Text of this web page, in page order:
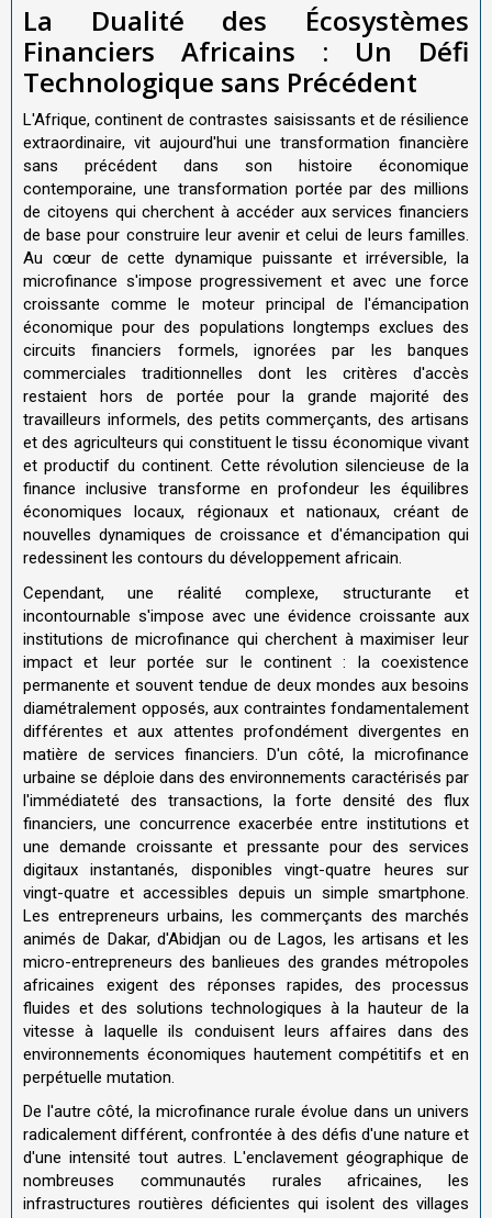
La Dualité des Écosystèmes
Financiers Africains : Un Défi
Technologique sans Précédent
L'Afrique, continent de contrastes saisissants et de résilience
extraordinaire, vit aujourd'hui une transformation financière
sans précédent dans son histoire économique
contemporaine, une transformation portée par des millions
de citoyens qui cherchent à accéder aux services financiers
de base pour construire leur avenir et celui de leurs familles.
Au cœur de cette dynamique puissante et irréversible, la
microfinance s'impose progressivement et avec une force
croissante comme le moteur principal de l'émancipation
économique pour des populations longtemps exclues des
circuits financiers formels, ignorées par les banques
commerciales traditionnelles dont les critères d'accès
restaient hors de portée pour la grande majorité des
travailleurs informels, des petits commerçants, des artisans
et des agriculteurs qui constituent le tissu économique vivant
et productif du continent. Cette révolution silencieuse de la
finance inclusive transforme en profondeur les équilibres
économiques locaux, régionaux et nationaux, créant de
nouvelles dynamiques de croissance et d'émancipation qui
redessinent les contours du développement africain.
Cependant, une réalité complexe, structurante et
incontournable s'impose avec une évidence croissante aux
institutions de microfinance qui cherchent à maximiser leur
impact et leur portée sur le continent : la coexistence
permanente et souvent tendue de deux mondes aux besoins
diamétralement opposés, aux contraintes fondamentalement
différentes et aux attentes profondément divergentes en
matière de services financiers. D'un côté, la microfinance
urbaine se déploie dans des environnements caractérisés par
l'immédiateté des transactions, la forte densité des flux
financiers, une concurrence exacerbée entre institutions et
une demande croissante et pressante pour des services
digitaux instantanés, disponibles vingt-quatre heures sur
vingt-quatre et accessibles depuis un simple smartphone.
Les entrepreneurs urbains, les commerçants des marchés
animés de Dakar, d'Abidjan ou de Lagos, les artisans et les
micro-entrepreneurs des banlieues des grandes métropoles
africaines exigent des réponses rapides, des processus
fluides et des solutions technologiques à la hauteur de la
vitesse à laquelle ils conduisent leurs affaires dans des
environnements économiques hautement compétitifs et en
perpétuelle mutation.
De l'autre côté, la microfinance rurale évolue dans un univers
radicalement différent, confrontée à des défis d'une nature et
d'une intensité tout autres. L'enclavement géographique de
nombreuses communautés rurales africaines, les
infrastructures routières déficientes qui isolent des villages